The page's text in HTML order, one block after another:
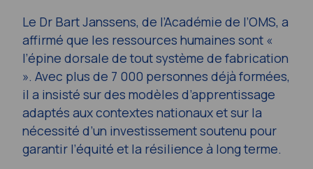
Le Dr Bart Janssens, de l’Académie de l’OMS, a
affirmé que les ressources humaines sont «
l’épine dorsale de tout système de fabrication
». Avec plus de 7 000 personnes déjà formées,
il a insisté sur des modèles d’apprentissage
adaptés aux contextes nationaux et sur la
nécessité d’un investissement soutenu pour
garantir l’équité et la résilience à long terme.